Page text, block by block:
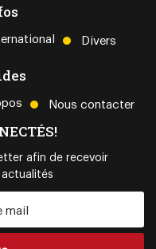
Divers
Nous contacter
afin de recevoir